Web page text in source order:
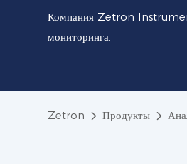
Компания Zetron Instrument
мониторинга.
Zetron Продукты